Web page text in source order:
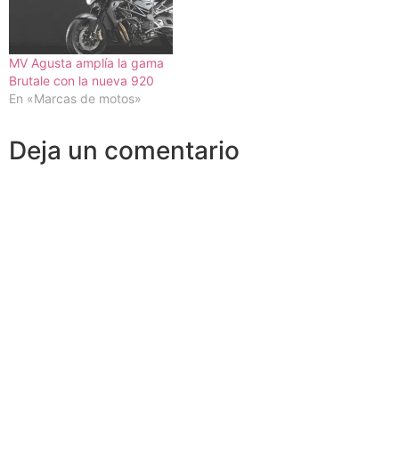
MV Agusta amplía la gama
Brutale con la nueva 920
En «Marcas de motos»
Deja un comentario